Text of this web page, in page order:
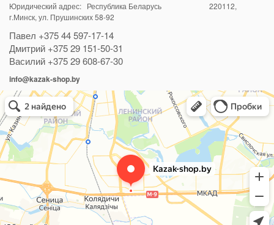
Юридический адрес: Республика Беларусь 220112,
г.Минск, ул. Прушинских 58-92
Павел +375 44 597-17-14
Дмитрий +375 29 151-50-31
Василий +375 29 608-67-30
info@kazak-shop.by